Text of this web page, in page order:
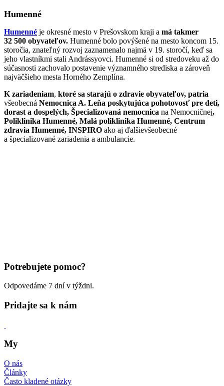
Humenné
Humenné je okresné mesto v Prešovskom kraji a má takmer
32 500 obyvateľov. Humenné bolo povýšené na mesto koncom 15.
storočia, znateľný rozvoj zaznamenalo najmä v 19. storočí, keď sa
jeho vlastníkmi stali Andrássyovci. Humenné si od stredoveku až do
súčasnosti zachovalo postavenie významného strediska a zároveň
najväčšieho mesta Horného Zemplína.
K zariadeniam, ktoré sa starajú o zdravie obyvateľov, patria
všeobecná Nemocnica A. Leňa poskytujúca pohotovosť pre deti,
dorast a dospelých, Špecializovaná nemocnica na Nemocničnej,
Poliklinika Humenné, Malá poliklinika Humenné, Centrum
zdravia Humenné, INSPIRO ako aj ďalšievšeobecné
a špecializované zariadenia a ambulancie.
Potrebujete pomoc?
Odpovedáme 7 dní v týždni.
Pridajte sa k nám
My
O nás
Články
Často kladené otázky